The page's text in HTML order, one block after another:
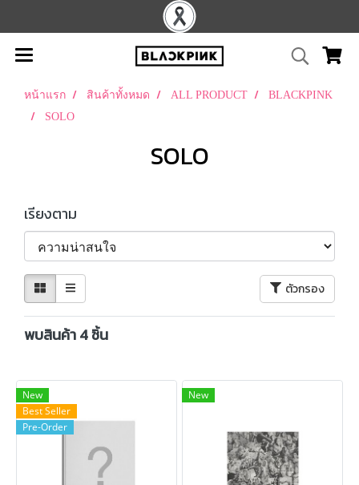
หน้าแรก สินค้าทั้งหมด ALL PRODUCT
BLACKPINK
SOLO
SOLO
เรียงตาม
ตัวกรอง
พบสินค้า 4 ชิ้น
New
Best Seller
Pre-Order
New